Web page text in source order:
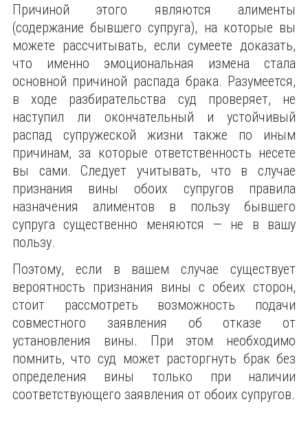
Причиной этого являются алименты
(содержание бывшего супруга), на которые вы
можете рассчитывать, если сумеете доказать,
что именно эмоциональная измена стала
основной причиной распада брака. Разумеется,
в ходе разбирательства суд проверяет, не
наступил ли окончательный и устойчивый
распад супружеской жизни также по иным
причинам, за которые ответственность несете
вы сами. Следует учитывать, что в случае
признания вины обоих супругов правила
назначения алиментов в пользу бывшего
супруга существенно меняются — не в вашу
пользу.
Поэтому, если в вашем случае существует
вероятность признания вины с обеих сторон,
стоит рассмотреть возможность подачи
совместного заявления об отказе от
установления вины. При этом необходимо
помнить, что суд может расторгнуть брак без
определения вины только при наличии
соответствующего заявления от обоих супругов.